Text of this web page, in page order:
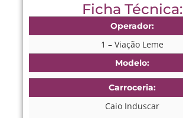
Ficha Técnica:
Operador:
1 – Viação Leme
Modelo:
Carroceria:
Caio Induscar